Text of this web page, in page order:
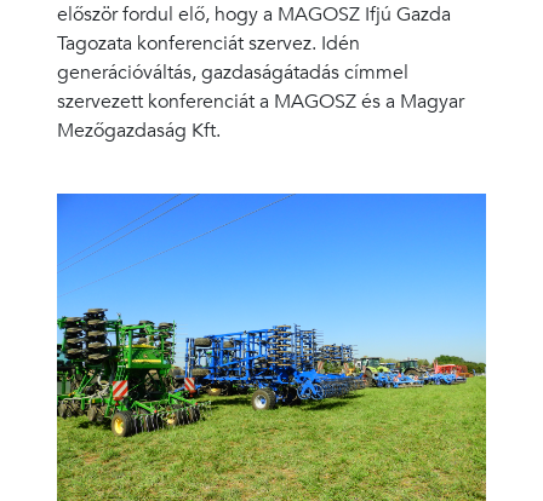
először fordul elő, hogy a MAGOSZ Ifjú Gazda
Tagozata konferenciát szervez. Idén
generációváltás, gazdaságátadás címmel
szervezett konferenciát a MAGOSZ és a Magyar
Mezőgazdaság Kft.